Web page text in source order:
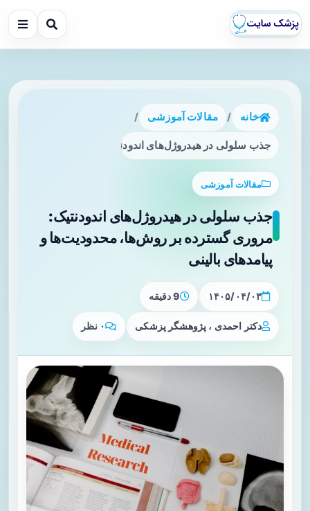
خانه / مقالات آموزشی /
جذب سلولی در هیدروژل‌های اندودنتیک: مروری گسترده بر
مقالات آموزشی
جذب سلولی در هیدروژل‌های اندودنتیک:
مروری گسترده بر روش‌ها، محدودیت‌ها و
پیامدهای بالینی
۱۴۰۵/۰۴/۰۳ 9 دقیقه
دکتر احمدی ، پژوهشگر پزشکی ۰ نظر